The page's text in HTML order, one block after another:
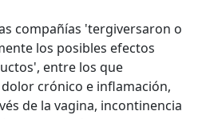
compañías 'tergiversaron o
los posibles efectos
entre los que
crónico e inflamación,
de la vagina, incontinencia